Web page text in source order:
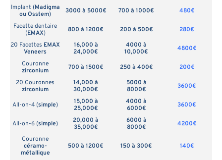
Implant (Madigma
ou Osstem) 3000 à 5000€ 700 à 1000€
480€
Facette dentaire
(EMAX) 800 à 1200€ 200 à 500€
280€
20 Facettes EMAX
Veneers
16,000 à
24,000€
4000 à
10,000€
4800€
Couronne
zirconium
700 à 1500€ 250 à 400€
200€
20 Couronnes
zirconium
14,000 à
30,000€
5000 à
8000€
3600€
All-on-4 (simple)
15,000 à
25,000€
4000 à
6000€
3600€
All-on-6 (simple)
20,000 à
35,000€
6000 à
8000€
4200€
Couronne
céramo-
métallique
500 à 1200€ 150 à 300€ 140€